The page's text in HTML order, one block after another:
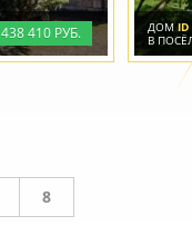
438410 РУБ. ДОМID
В
8